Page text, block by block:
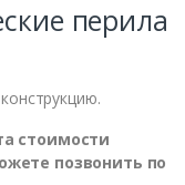
перила
стоимости
позвонить по